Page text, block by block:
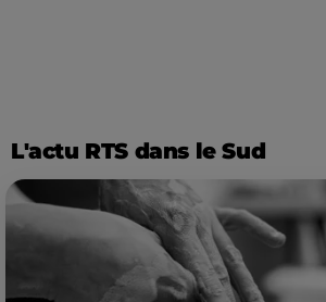
L'actu RTS dans le Sud